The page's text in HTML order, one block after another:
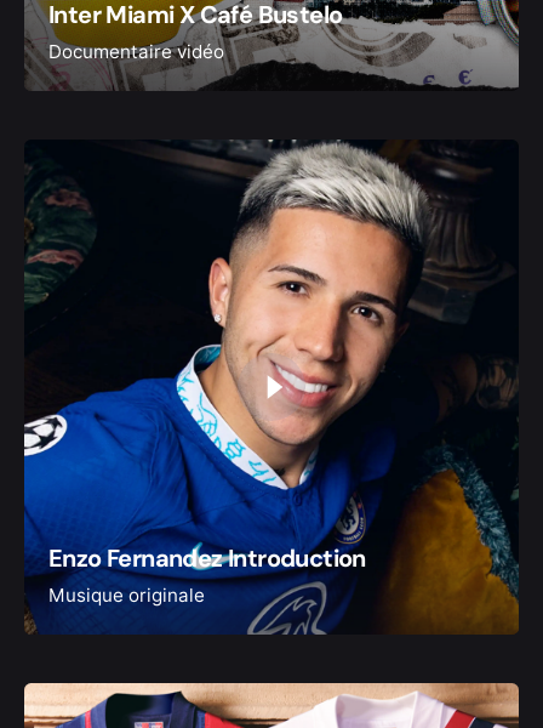
Inter Miami X Café Bustelo
Documentaire vidéo
Enzo Fernandez Introduction
Musique originale